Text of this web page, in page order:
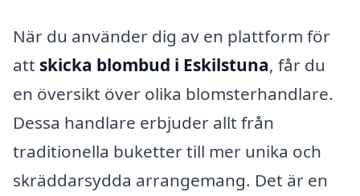
När du använder dig av en plattform för
att skicka blombud i Eskilstuna, får du
en översikt över olika blomsterhandlare.
Dessa handlare erbjuder allt från
traditionella buketter till mer unika och
skräddarsydda arrangemang. Det är en